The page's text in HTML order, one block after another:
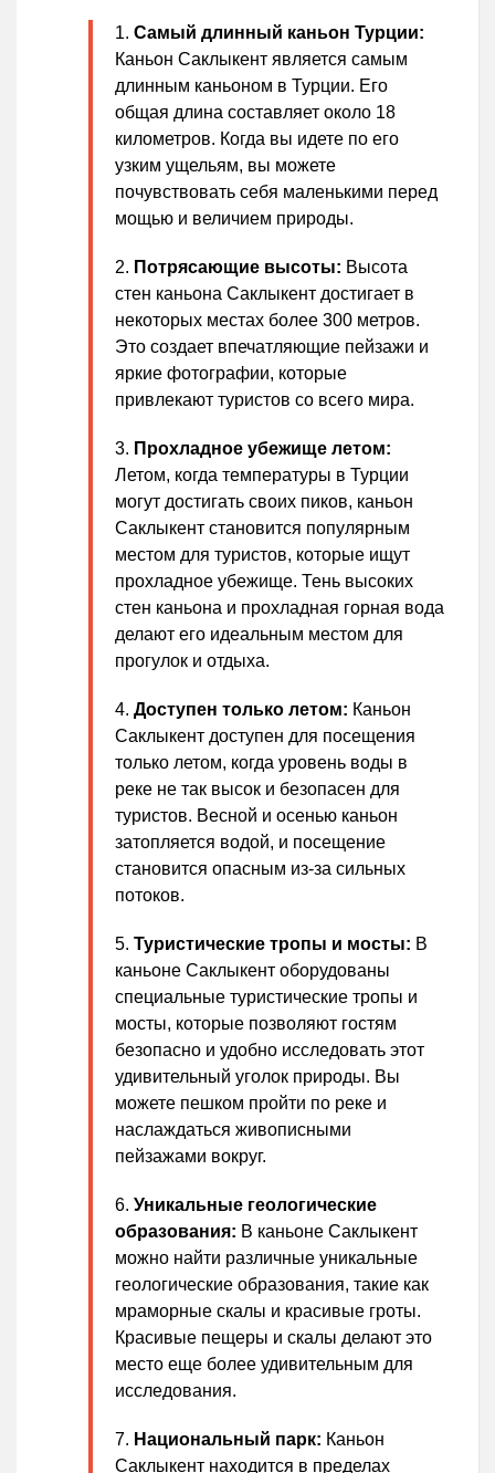
Самый длинный каньон Турции:
Каньон Саклыкент является самым
длинным каньоном в Турции. Его
общая длина составляет около 18
километров. Когда вы идете по его
узким ущельям, вы можете
почувствовать себя маленькими перед
мощью и величием природы.
Потрясающие высоты: Высота
стен каньона Саклыкент достигает в
некоторых местах более 300 метров.
Это создает впечатляющие пейзажи и
яркие фотографии, которые
привлекают туристов со всего мира.
Прохладное убежище летом:
Летом, когда температуры в Турции
могут достигать своих пиков, каньон
Саклыкент становится популярным
местом для туристов, которые ищут
прохладное убежище. Тень высоких
стен каньона и прохладная горная вода
делают его идеальным местом для
прогулок и отдыха.
Доступен только летом: Каньон
Саклыкент доступен для посещения
только летом, когда уровень воды в
реке не так высок и безопасен для
туристов. Весной и осенью каньон
затопляется водой, и посещение
становится опасным из-за сильных
потоков.
Туристические тропы и мосты: В
каньоне Саклыкент оборудованы
специальные туристические тропы и
мосты, которые позволяют гостям
безопасно и удобно исследовать этот
удивительный уголок природы. Вы
можете пешком пройти по реке и
наслаждаться живописными
пейзажами вокруг.
Уникальные геологические
образования: В каньоне Саклыкент
можно найти различные уникальные
геологические образования, такие как
мраморные скалы и красивые гроты.
Красивые пещеры и скалы делают это
место еще более удивительным для
исследования.
Национальный парк: Каньон
Саклыкент находится в пределах